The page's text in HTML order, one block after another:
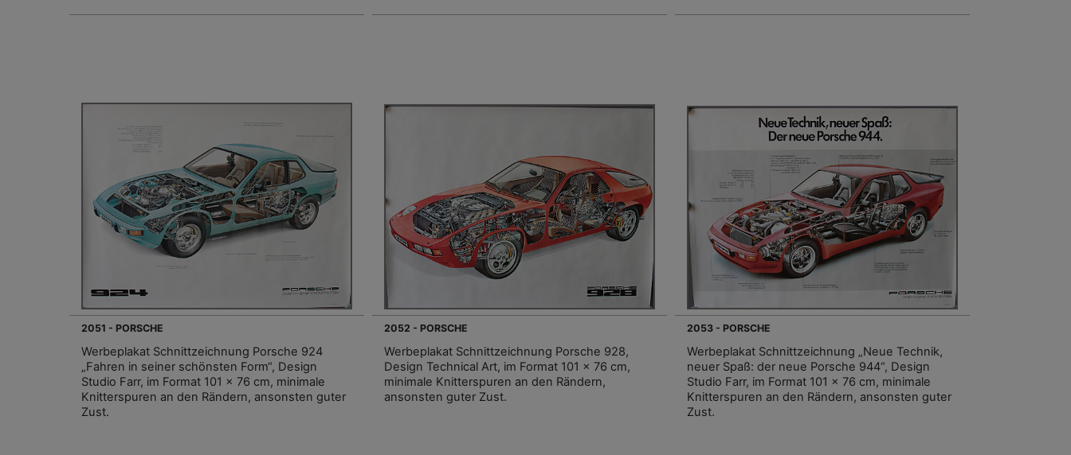
2051 - PORSCHE
Werbeplakat Schnittzeichnung Porsche 924
„Fahren in seiner schönsten Form“, Design
Studio Farr, im Format 101 x 76 cm, minimale
Knitterspuren an den Rändern, ansonsten guter
Zust.
2052 - PORSCHE
Werbeplakat Schnittzeichnung Porsche 928,
Design Technical Art, im Format 101 x 76 cm,
minimale Knitterspuren an den Rändern,
ansonsten guter Zust.
2053 - PORSCHE
Werbeplakat Schnittzeichnung „Neue Technik,
neuer Spaß: der neue Porsche 944“, Design
Studio Farr, im Format 101 x 76 cm, minimale
Knitterspuren an den Rändern, ansonsten guter
Zust.